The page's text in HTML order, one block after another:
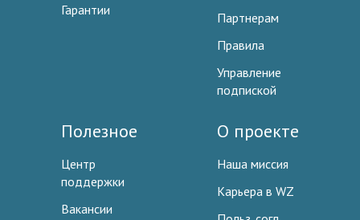
Гарантии
Партнерам
Правила
Управление
подпиской
Полезное
Центр
поддержки
Вакансии
О проекте
Наша миссия
Карьера в WZ